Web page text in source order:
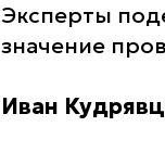
Эксперты
значение
Иван